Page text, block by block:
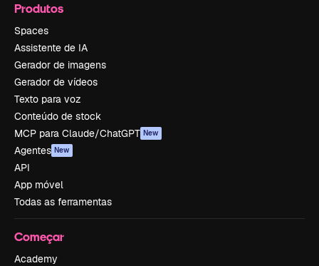
Produtos
Spaces
Assistente de IA
Gerador de imagens
Gerador de vídeos
Texto para voz
Conteúdo de stock
MCP para Claude/ChatGPT New
Agentes New
API
App móvel
Todas as ferramentas
Começar
Academy